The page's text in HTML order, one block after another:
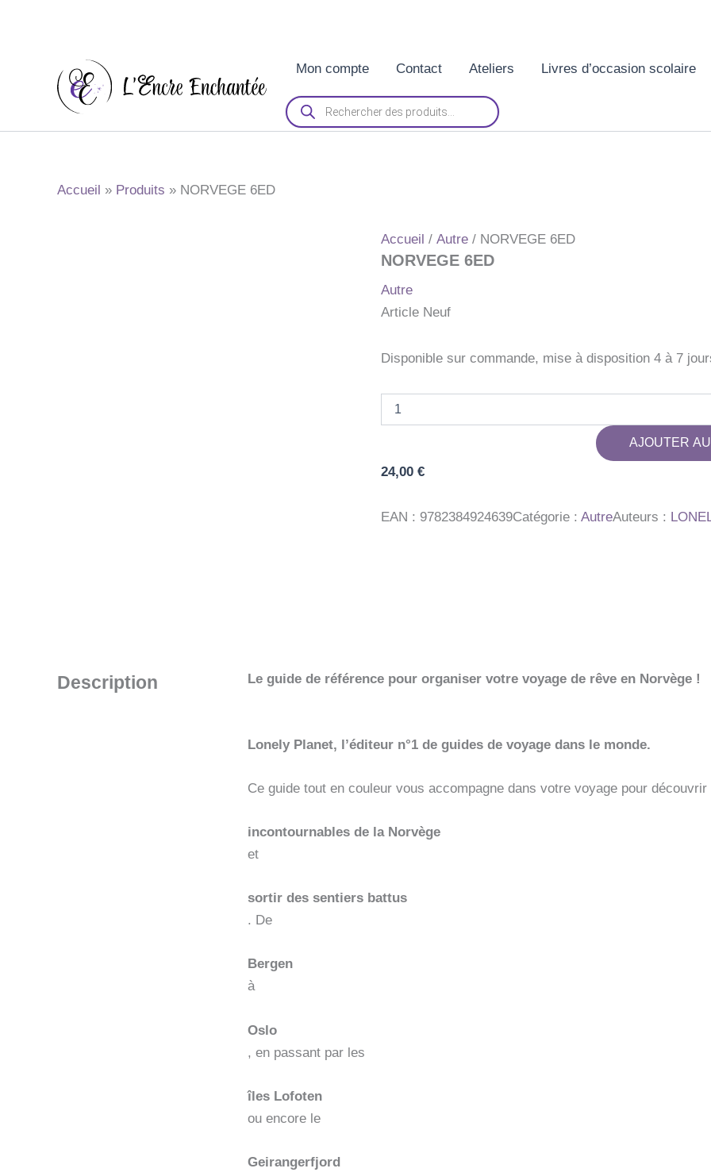
Mon compte Contact Ateliers Livres d’occasion scolaire
Recherche
de
produits
Accueil Produits NORVEGE 6ED
Accueil / Autre / NORVEGE 6ED
NORVEGE 6ED
Autre
Article Neuf
Disponible sur commande, mise à disposition 4 à 7
AJOUTER
24,00 €
EAN : 9782384924639Catégorie : AutreAuteurs :
Description Le guide de référence pour organiser votre voyage de rêve en Norvège !
Lonely Planet, l’éditeur n°1 de guides de voyage dans le monde.
Ce guide tout en couleur vous accompagne dans votre voyage pour découvrir
incontournables de la Norvège
et
sortir des sentiers battus
. De
Bergen
à
Oslo
, en passant par les
îles Lofoten
ou encore le
Geirangerfjord